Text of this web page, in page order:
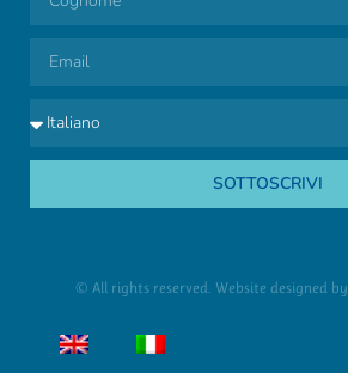
SOTTOSCRIVI
© All rights reserved. Website designed by